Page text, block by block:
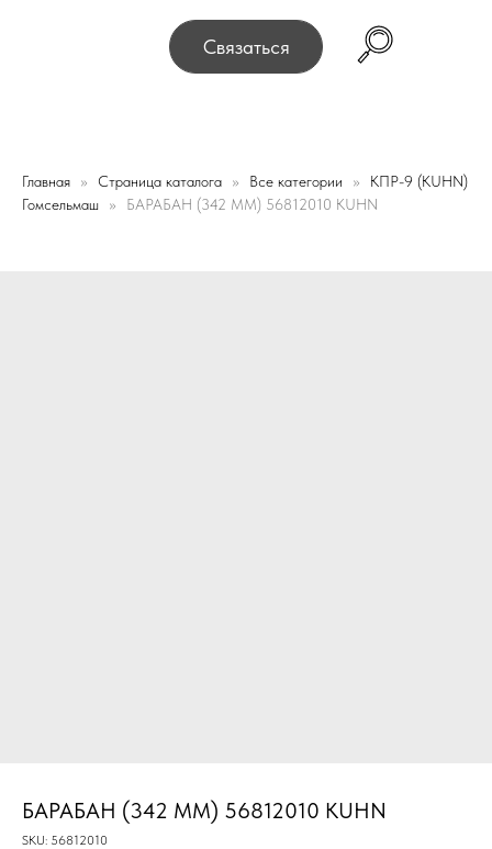
Связаться
г. Минск, переулок Промышленный 16, офис № 15 2-
Главная Страница каталога Все категории
КПР-9 (KUHN)
Гомсельмаш
БАРАБАН (342 ММ) 56812010 KUHN
БАРАБАН (342 ММ) 56812010 KUHN
SKU: 56812010